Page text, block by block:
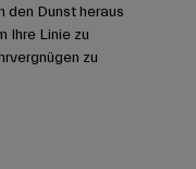
den Dunst heraus
Ihre Linie zu
zu